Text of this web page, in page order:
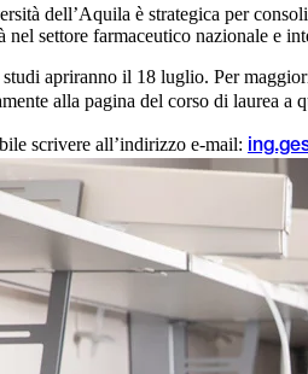
dell’Aquila è strategica per
nel settore farmaceutico nazionale e
apriranno il 18 luglio. Per
alla pagina del corso di laurea a
scrivere all’indirizzo e-mail: